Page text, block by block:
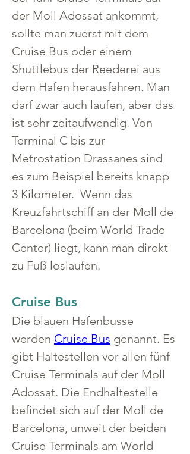
der Moll Adossat ankommt,
sollte man zuerst mit dem
Cruise Bus oder einem
Shuttlebus der Reederei aus
dem Hafen herausfahren. Man
darf zwar auch laufen, aber das
ist sehr zeitaufwendig. Von
Terminal C bis zur
Metrostation Drassanes sind
es zum Beispiel bereits knapp
3 Kilometer.  Wenn das
Kreuzfahrtschiff an der Moll de
Barcelona (beim World Trade
Center) liegt, kann man direkt
zu Fuß loslaufen.
Cruise Bus
Die blauen Hafenbusse
werden Cruise Bus genannt. Es
gibt Haltestellen vor allen fünf
Cruise Terminals auf der Moll
Adossat. Die Endhaltestelle
befindet sich auf der Moll de
Barcelona, unweit der beiden
Cruise Terminals am World